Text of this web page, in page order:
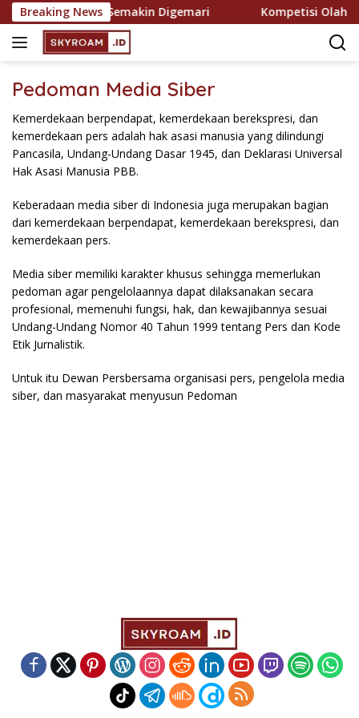
Skip
to
content
Breaking News
Rekreasi yang Semakin Digemari Kompetisi
Pedoman Media Siber
Kemerdekaan berpendapat, kemerdekaan berekspresi, dan
kemerdekaan pers adalah hak asasi manusia yang dilindungi
Pancasila, Undang-Undang Dasar 1945, dan Deklarasi Universal
Hak Asasi Manusia PBB.
Keberadaan media siber di Indonesia juga merupakan bagian
dari kemerdekaan berpendapat, kemerdekaan berekspresi, dan
kemerdekaan pers.
Media siber memiliki karakter khusus sehingga memerlukan
pedoman agar pengelolaannya dapat dilaksanakan secara
profesional, memenuhi fungsi, hak, dan kewajibannya sesuai
Undang-Undang Nomor 40 Tahun 1999 tentang Pers dan Kode
Etik Jurnalistik.
Untuk itu Dewan Persbersama organisasi pers, pengelola media
siber, dan masyarakat menyusun Pedoman